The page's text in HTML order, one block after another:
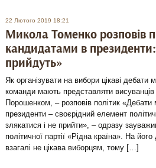
22 Лютого 2019 18:21
Микола Томенко розповів
кандидатами в
прийдуть»
Як організувати на вибори цікаві дебати
команди мають представляти
Порошенком, – розповів політик
президенти – своєрідний елемент
злякатися і не прийти», – одразу
політичної партії «Рідна країна». На
взагалі не цікава виборцям, тому […]